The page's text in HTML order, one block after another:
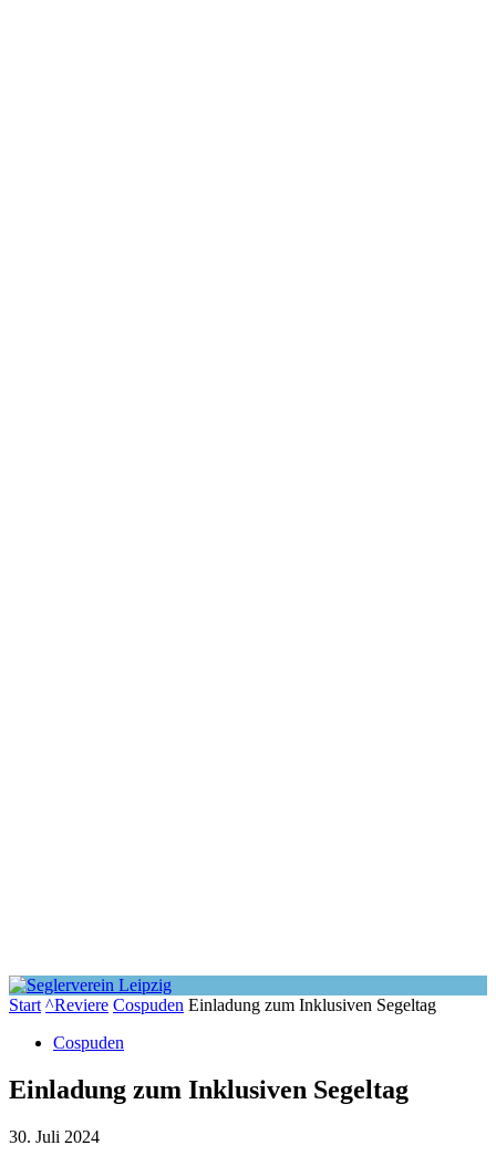
Start ^Reviere Cospuden Einladung zum Inklusiven Segeltag
Cospuden
Einladung zum Inklusiven Segeltag
30. Juli 2024